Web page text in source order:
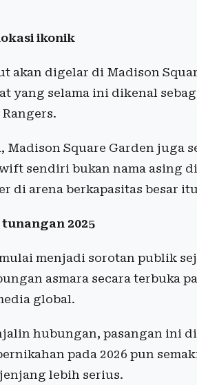
ikonik
akan digelar di Madison
yang selama ini dikenal
Madison Square Garden juga
sendiri bukan nama asing
di arena berkapasitas besar
2025
menjadi sorotan publik
asmara secara terbuka
global.
hubungan, pasangan ini
pada 2026 pun
lebih serius.